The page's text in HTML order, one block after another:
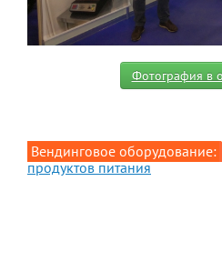
Фотография в
Вендинговое оборудование:
продуктов питания